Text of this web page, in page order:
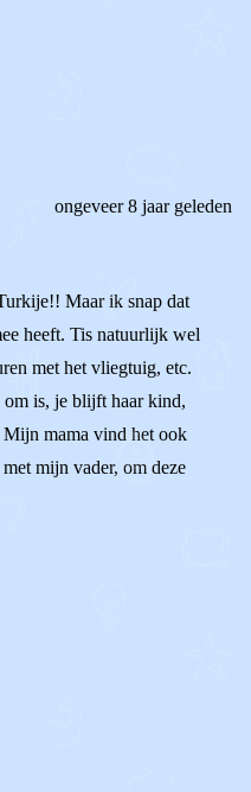
ongeveer 8 jaar geleden
Maar ik snap dat
heeft. Tis natuurlijk wel
met het vliegtuig, etc.
om is, je blijft haar kind,
Mijn mama vind het ook
mijn vader, om deze